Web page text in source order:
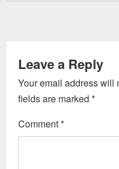
Leave a Reply
Your email address will
fields are marked*
Comment*